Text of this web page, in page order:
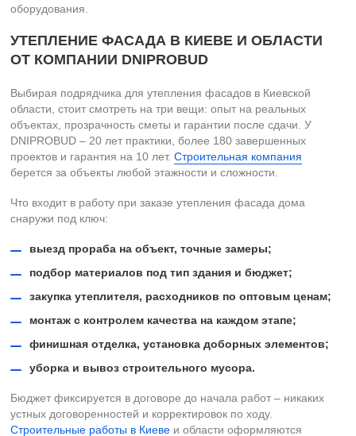
оборудования.
УТЕПЛЕНИЕ ФАСАДА В КИЕВЕ И ОБЛАСТИ
ОТ КОМПАНИИ DNIPROBUD
Выбирая подрядчика для утепления фасадов в Киевской
области, стоит смотреть на три вещи: опыт на реальных
объектах, прозрачность сметы и гарантии после сдачи. У
DNIPROBUD – 20 лет практики, более 180 завершенных
проектов и гарантия на 10 лет. Строительная компания
берется за объекты любой этажности и сложности.
Что входит в работу при заказе утепления фасада дома
снаружи под ключ:
выезд прораба на объект, точные замеры;
подбор материалов под тип здания и бюджет;
закупка утеплителя, расходников по оптовым ценам;
монтаж с контролем качества на каждом этапе;
финишная отделка, установка доборных элементов;
уборка и вывоз строительного мусора.
Бюджет фиксируется в договоре до начала работ – никаких
устных договоренностей и корректировок по ходу.
Строительные работы в Киеве и области оформляются